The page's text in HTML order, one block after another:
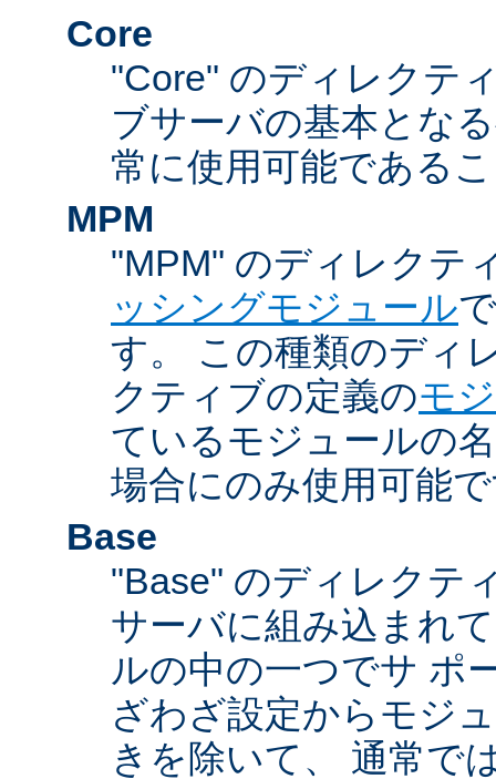
Core
"Core" のディレクテ
ブサーバの基本とな
常に使用可能である
MPM
"MPM" のディレクテ
ッシングモジュール
す。 この種類のディ
クティブの定義のモ
ているモジュールの
場合にのみ使用可能
Base
"Base" のディレクテ
サーバに組み込まれ
ルの中の一つでサ ポ
ざわざ設定からモジ
きを除いて、 通常で